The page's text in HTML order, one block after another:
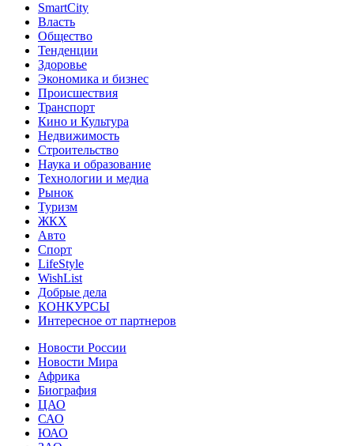
SmartCity
Власть
Общество
Тенденции
Здоровье
Экономика и бизнес
Происшествия
Транспорт
Кино и Культура
Недвижимость
Строительство
Наука и образование
Технологии и медиа
Рынок
Туризм
ЖКХ
Авто
Спорт
LifeStyle
WishList
Добрые дела
КОНКУРСЫ
Интересное от партнеров
Новости России
Новости Мира
Африка
Биография
ЦАО
САО
ЮАО